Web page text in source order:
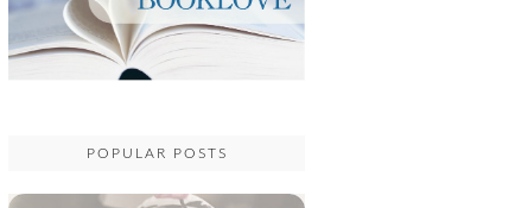
POPULAR POSTS